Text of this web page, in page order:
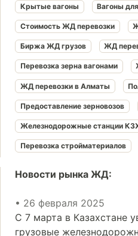
Крытые вагоны Вагоны
Стоимость ЖД перевозки
Биржа ЖД грузов ЖД
Перевозка зерна вагонами
ЖД перевозки в Алматы
Предоставление зерновозов
Железнодорожные станции
Перевозка стройматериалов
Новости рынка ЖД:
• 26 февраля 2025
С 7 марта в Казахстане
грузовые